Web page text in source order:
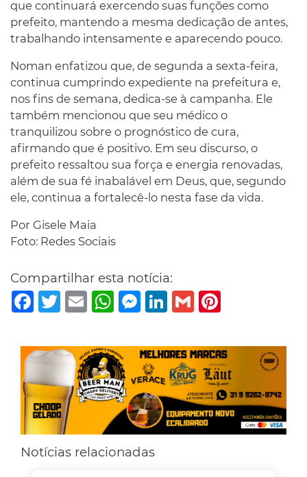
que continuará exercendo suas funções como
prefeito, mantendo a mesma dedicação de antes,
trabalhando intensamente e aparecendo pouco.
Noman enfatizou que, de segunda a sexta-feira,
continua cumprindo expediente na prefeitura e,
nos fins de semana, dedica-se à campanha. Ele
também mencionou que seu médico o
tranquilizou sobre o prognóstico de cura,
afirmando que é positivo. Em seu discurso, o
prefeito ressaltou sua força e energia renovadas,
além de sua fé inabalável em Deus, que, segundo
ele, continua a fortalecê-lo nesta fase da vida.
Por Gisele Maia
Foto: Redes Sociais
Compartilhar esta notícia:
Facebook
TwitterEmail WhatsAppMessenger
LinkedIn
Gmail
Notícias relacionadas